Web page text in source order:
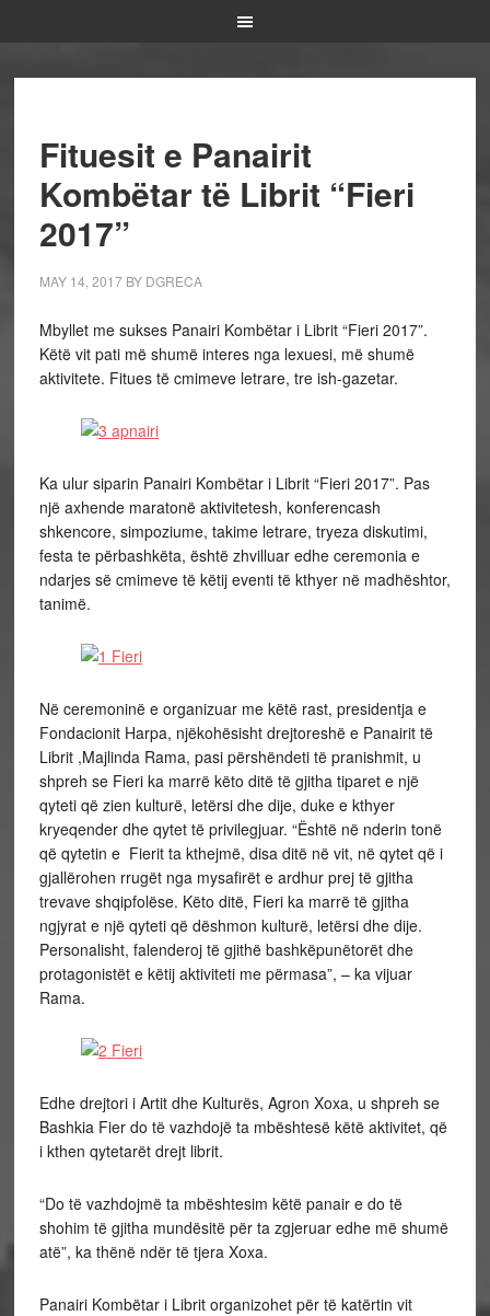
Fituesit e Panairit
Kombëtar të Librit “Fieri
2017”
MAY 14, 2017BY DGRECA
Mbyllet me sukses Panairi Kombëtar i Librit “Fieri 2017”.
Këtë vit pati më shumë interes nga lexuesi, më shumë
aktivitete. Fitues të cmimeve letrare, tre ish-gazetar.
Ka ulur siparin Panairi Kombëtar i Librit “Fieri 2017”. Pas
një axhende maratonë aktivitetesh, konferencash
shkencore, simpoziume, takime letrare, tryeza diskutimi,
festa te përbashkëta, është zhvilluar edhe ceremonia e
ndarjes së cmimeve të këtij eventi të kthyer në madhështor,
tanimë.
Në ceremoninë e organizuar me këtë rast, presidentja e
Fondacionit Harpa, njëkohësisht drejtoreshë e Panairit të
Librit,Majlinda Rama, pasi përshëndeti të pranishmit, u
shpreh se Fieri ka marrë këto ditë të gjitha tiparet e një
qyteti që zien kulturë, letërsi dhe dije, duke e kthyer
kryeqender dhe qytet të privilegjuar. “Është në nderin tonë
që qytetin e Fierit ta kthejmë, disa ditë në vit, në qytet që i
gjallërohen rrugët nga mysafirët e ardhur prej të gjitha
trevave shqipfolëse. Këto ditë, Fieri ka marrë të gjitha
ngjyrat e një qyteti që dëshmon kulturë, letërsi dhe dije.
Personalisht, falenderoj të gjithë bashkëpunëtorët dhe
protagonistët e këtij aktiviteti me përmasa”, – ka vijuar
Rama.
Edhe drejtori i Artit dhe Kulturës, Agron Xoxa, u shpreh se
Bashkia Fier do të vazhdojë ta mbështesë këtë aktivitet, që
i kthen qytetarët drejt librit.
“Do të vazhdojmë ta mbështesim këtë panair e do të
shohim të gjitha mundësitë për ta zgjeruar edhe më shumë
atë”, ka thënë ndër të tjera Xoxa.
Panairi Kombëtar i Librit organizohet për të katërtin vit